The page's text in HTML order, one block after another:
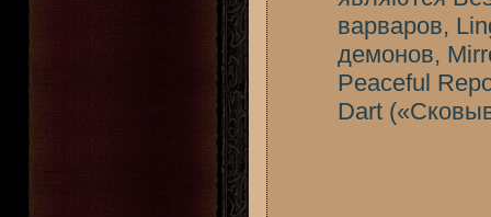
варваров,
демонов,
Peaceful
Dart